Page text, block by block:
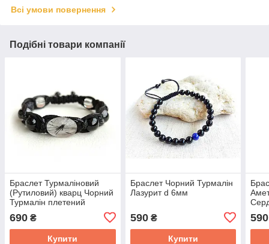
Всі умови повернення
Подібні товари компанії
Браслет Турмаліновий
(Рутиловий) кварц Чорний
Турмалін плетений
690 ₴
Купити
Браслет Чорний Турмалін
Лазурит d 6мм
590₴
Купити
590